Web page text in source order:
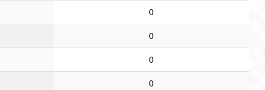
0
0
0
0